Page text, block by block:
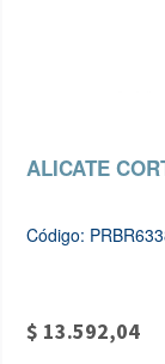
ALICATE
Código:
$ 13.592,04